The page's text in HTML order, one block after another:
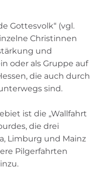
Gottesvolk“ (vgl.
Christinnen
und
oder als Gruppe auf
die auch durch
sind.
ist die „Wallfahrt
die drei
Limburg und Mainz
Pilgerfahrten